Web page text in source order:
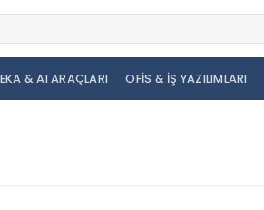
& AI ARAÇLARI OFIS & İŞ YAZILIMLARI